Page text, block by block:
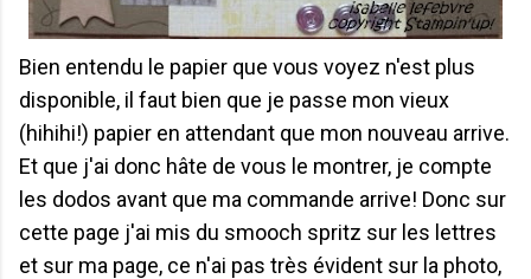
Bien entendu le papier que vous voyez n'est plus
disponible, il faut bien que je passe mon vieux
(hihihi!) papier en attendant que mon nouveau arrive.
Et que j'ai donc hâte de vous le montrer, je compte
les dodos avant que ma commande arrive! Donc sur
cette page j'ai mis du smooch spritz sur les lettres
et sur ma page, ce n'ai pas très évident sur la photo,